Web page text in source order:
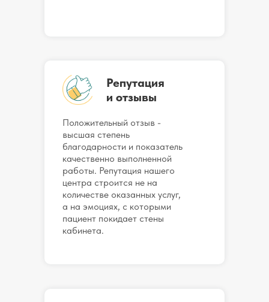
Репутация
и отзывы
Положительный отзыв -
высшая степень
благодарности и показатель
качественно выполненной
работы. Репутация нашего
центра строится не на
количестве оказанных услуг,
а на эмоциях, с которыми
пациент покидает стены
кабинета.